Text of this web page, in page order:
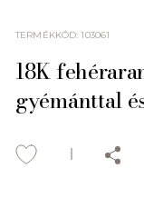
TERMÉKKÓD:103061
18K
gyémánttal